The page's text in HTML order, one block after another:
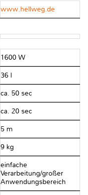
www.hellweg.de
1600 W
36 l
ca. 50 sec
ca. 20 sec
5 m
9 kg
einfache
Verarbeitung/großer
Anwendungsbereich